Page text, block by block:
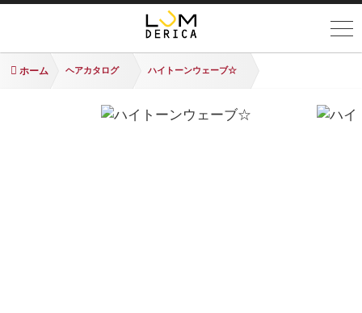
ホーム ヘアカタログ ハイトーンウェーブ☆